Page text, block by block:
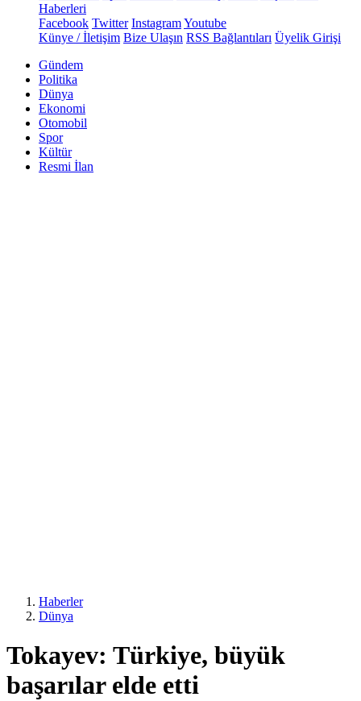
Haberleri
Facebook Twitter InstagramYoutube
Künye / İletişim Bize Ulaşın RSS Bağlantıları Üyelik Girişi
Gündem
Politika
Dünya
Ekonomi
Otomobil
Spor
Kültür
Resmi İlan
Haberler
Dünya
Tokayev: Türkiye, büyük
başarılar elde etti